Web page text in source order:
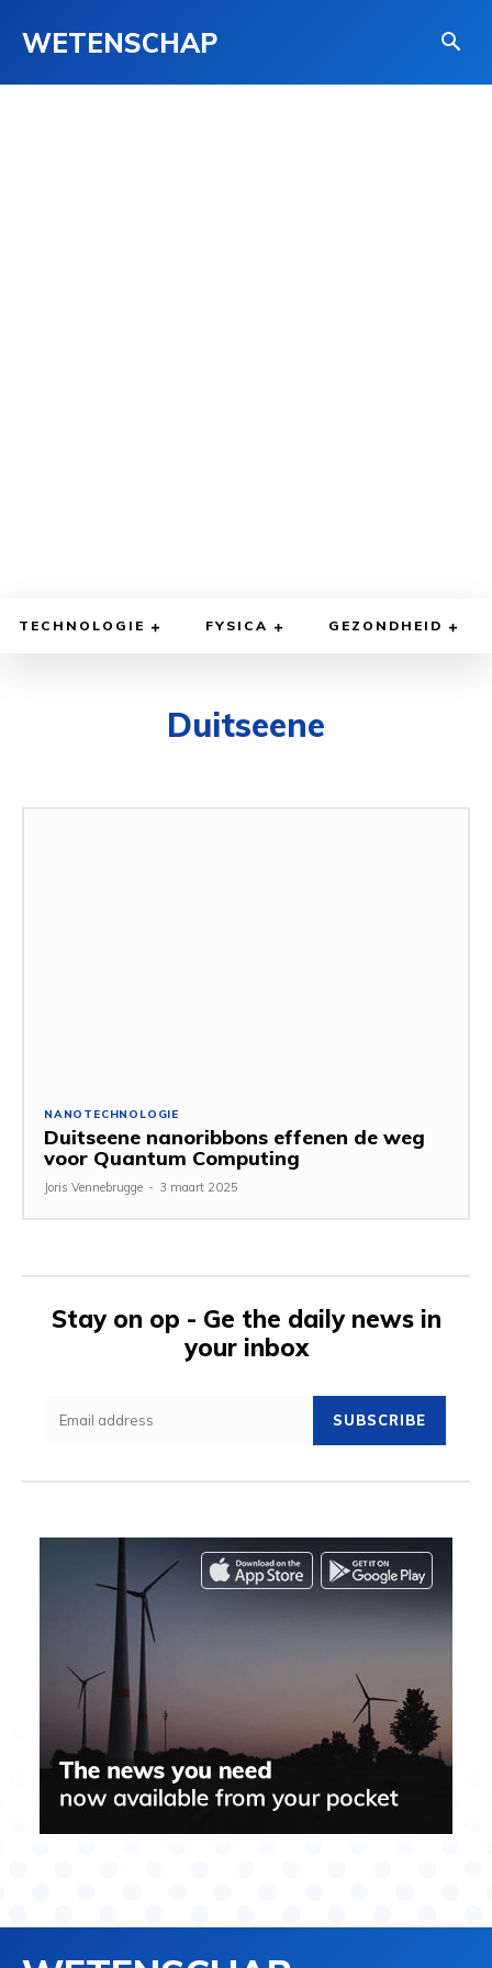
WETENSCHAP
TECHNOLOGIE FYSICA GEZONDHEID
Duitseene
NANOTECHNOLOGIE
Duitseene nanoribbons effenen de weg
voor Quantum Computing
Joris Vennebrugge - 3 maart 2025
Stay on op - Ge the daily news in
your inbox
SUBSCRIBE